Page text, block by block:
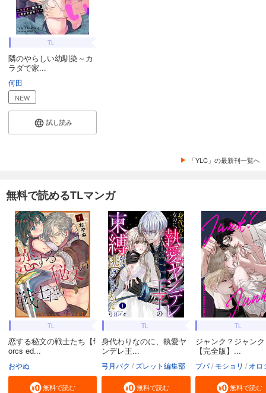
TL
隣のやらしい幼馴染～カ
ラダで家...
何田
NEW
試し読み
「YLC」の最新刊一覧へ
無料で読めるTLマンガ
TL
恋する秘文の戦士たち【f
orcs ed...
おやぬ
無料で読む
TL
身代わりなのに、執愛ヤ
ンデレ王...
弓月バク ズレット編集部
無料で読む
TL
ジャンク？ジャン
【完全版】...
プパ モショリ オロ
無料で読む